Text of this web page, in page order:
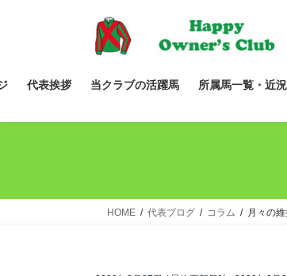
ツ
ス
シ
ン
代表挨拶 当クラブの活躍馬 所属馬一覧・近況
HOME 代表ブログ コラム 月々の